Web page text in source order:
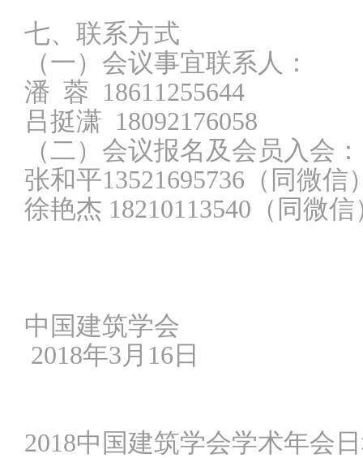
七、联系方式
（一）会议事宜联系人：
潘 蓉 18611255644
吕挺潇 18092176058
（二）会议报名及会员入会：
张和平13521695736（同微信
徐艳杰 18210113540（同微信
中国建筑学会
2018年3月16日
2018中国建筑学会学术年会